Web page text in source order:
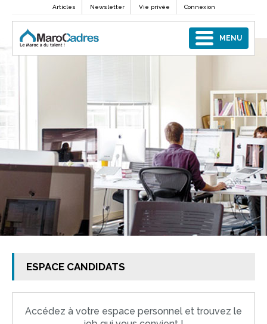
Articles Newsletter Vie privée Connexion
MENU
ESPACE CANDIDATS
Accédez à votre espace personnel et trouvez le